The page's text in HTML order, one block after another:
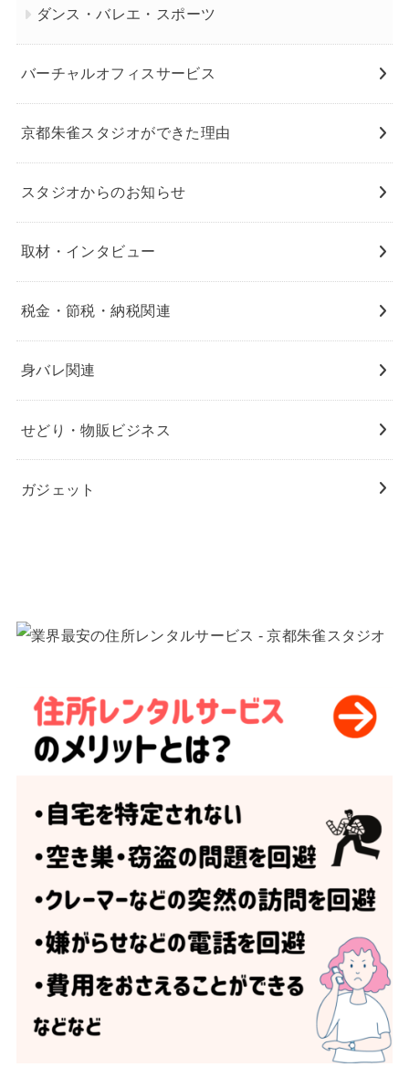
ダンス・バレエ・スポーツ
バーチャルオフィスサービス
京都朱雀スタジオができた理由
スタジオからのお知らせ
取材・インタビュー
税金・節税・納税関連
身バレ関連
せどり・物販ビジネス
ガジェット